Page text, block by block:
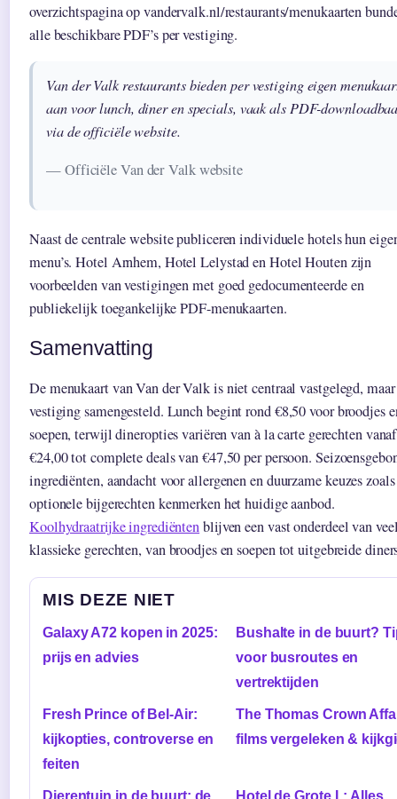
overzichtspagina op vandervalk.nl/restaurants/menukaarten
alle beschikbare PDF’s per vestiging.
Van der Valk restaurants bieden per vestiging eigen
aan voor lunch, diner en specials, vaak als PDF-
via de officiële website.
— Officiële Van der Valk website
Naast de centrale website publiceren individuele hotels hun
menu’s. Hotel Arnhem, Hotel Lelystad en Hotel Houten zijn
voorbeelden van vestigingen met goed gedocumenteerde en
publiekelijk toegankelijke PDF-menukaarten.
Samenvatting
De menukaart van Van der Valk is niet centraal vastgelegd,
vestiging samengesteld. Lunch begint rond €8,50 voor broodjes
soepen, terwijl dineropties variëren van à la carte gerechten vanaf
€24,00 tot complete deals van €47,50 per persoon.
ingrediënten, aandacht voor allergenen en duurzame keuzes zoals
optionele bijgerechten kenmerken het huidige aanbod.
Koolhydraatrijke ingrediëntenblijven een vast onderdeel van
klassieke gerechten, van broodjes en soepen tot uitgebreide
MIS DEZE NIET
Galaxy A72 kopen in 2025:
prijs en advies
Bushalte in de buurt?
voor busroutes en
vertrektijden
Fresh Prince of Bel-Air:
kijkopties, controverse en
feiten
The Thomas Crown
films vergeleken &
Dierentuin in de buurt: de Hotel de Grote L: Alles